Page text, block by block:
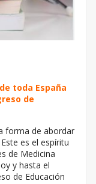
toda España
de
forma de abordar
es el espíritu
de Medicina
y hasta el
de Educación